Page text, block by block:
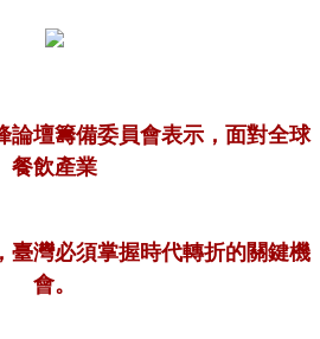
論壇籌備委員會表示，面對全球
餐飲產業
臺灣必須掌握時代轉折的關鍵機
會。